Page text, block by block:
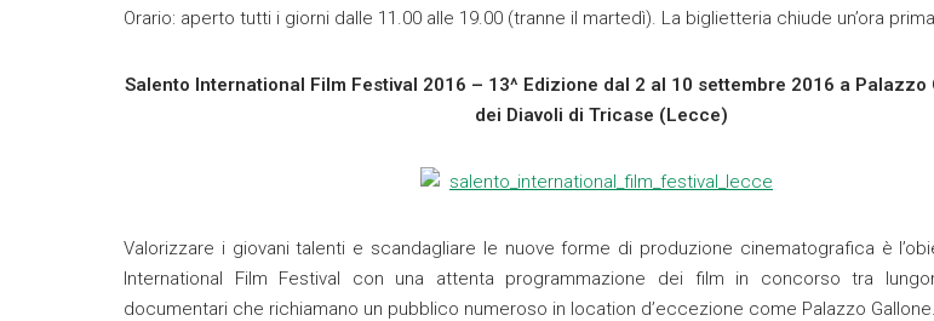
Orario: aperto tutti i giorni dalle 11.00 alle 19.00 (tranne il martedì). La biglietteria chiude un’ora prima.
Salento International Film Festival 2016 – 13^ Edizione dal 2 al 10 settembre 2016 a Palazzo
dei Diavoli di Tricase (Lecce)
Valorizzare i giovani talenti e scandagliare le nuove forme di produzione cinematografica è
International Film Festival con una attenta programmazione dei film in concorso tra
documentari che richiamano un pubblico numeroso in location d’eccezione come Palazzo Gallone.